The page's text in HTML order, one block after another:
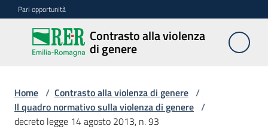
Vai al contenuto
Vai alla navigazione
Vai al footer
Pari opportunità
Contrasto alla violenza
di genere
Contrasto
alla
di genere
Home / Contrasto alla violenza di genere /
Il quadro normativo sulla violenza di genere /
decreto legge 14 agosto 2013, n. 93